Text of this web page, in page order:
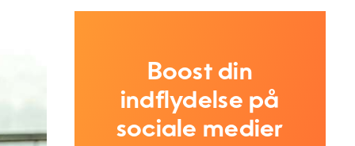
Boost din
indflydelse på
sociale medier